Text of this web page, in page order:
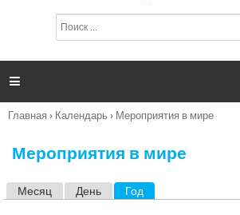
п
и

Вы
Главная › Календарь › Мероприятия в мире
Мероприятия в мире
Месяц День Год